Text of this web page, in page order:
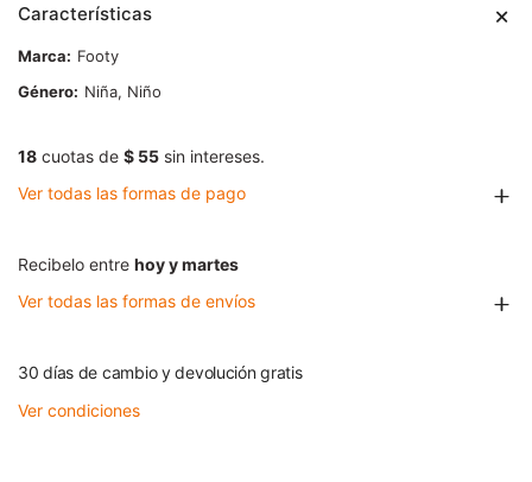
Características
Marca
Footy
Género
Niña, Niño
18 cuotas de $ 55 sin intereses.
Ver todas las formas de pago
Recibelo entre hoy y martes
Ver todas las formas de envíos
30 días de cambio y devolución gratis
Ver condiciones